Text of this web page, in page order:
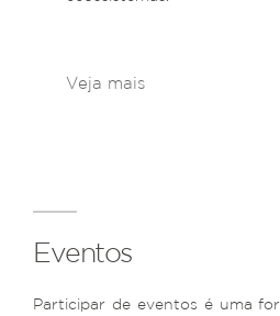
Veja mais
Eventos
Participar de eventos é uma